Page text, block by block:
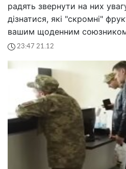
радять звернути на них
дізнатися, які "скромні"
вашим щоденним
23:47 21.12